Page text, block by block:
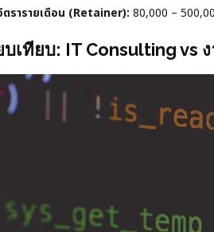
ตรารายเดือน (Retainer): 80,000 –
บเทียบ: IT Consulting vs